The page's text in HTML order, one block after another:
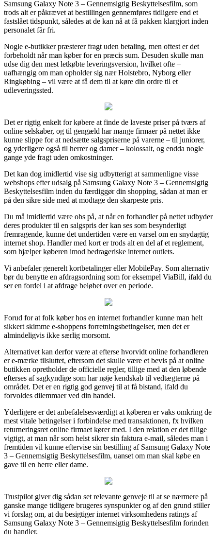
Samsung Galaxy Note 3 – Gennemsigtig Beskyttelsesfilm, som
trods alt er påkrævet at bestillingen gennemføres tidligere end et
fastslået tidspunkt, således at de kan nå at få pakken klargjort inden
personalet får fri.
Nogle e-butikker præsterer fragt uden betaling, men oftest er det
forbeholdt når man køber for en præcis sum. Desuden skulle man
udse dig den mest letkøbte leveringsversion, hvilket ofte –
uafhængig om man opholder sig nær Holstebro, Nyborg eller
Ringkøbing – vil være at få dem til at køre din ordre til et
udleveringssted.
Det er rigtig enkelt for købere at finde de laveste priser på tværs af
online selskaber, og til gengæld har mange firmaer på nettet ikke
kunne slippe for at nedsætte salgspriserne på varerne – til juniorer,
og yderligere også til herrer og damer – kolossalt, og endda nogle
gange yde fragt uden omkostninger.
Det kan dog imidlertid vise sig udbytterigt at sammenligne visse
webshops efter udsalg på Samsung Galaxy Note 3 – Gennemsigtig
Beskyttelsesfilm inden du færdiggør din shopping, sådan at man er
på den sikre side med at modtage den skarpeste pris.
Du må imidlertid være obs på, at når en forhandler på nettet udbyder
deres produkter til en salgspris der kan ses som besynderligt
fremragende, kunne det undertiden være en varsel om en snydagtig
internet shop. Handler med kort er trods alt en del af et reglement,
som hjælper køberen imod bedrageriske internet outlets.
Vi anbefaler generelt kortbetalinger eller MobilePay. Som alternativ
bør du benytte en afdragsordning som for eksempel ViaBill, ifald du
ser en fordel i at afdrage beløbet over en periode.
Forud for at folk køber hos en internet forhandler kunne man helt
sikkert skimme e-shoppens forretningsbetingelser, men det er
almindeligvis ikke særlig morsomt.
Alternativet kan derfor være at efterse hvorvidt online forhandleren
er e-mærke tilsluttet, eftersom det skulle være et bevis på at online
butikken opretholder de officielle regler, tillige med at den løbende
efterses af sagkyndige som har nøje kendskab til vedtægterne på
området. Det er en rigtig god genvej til at få bistand, ifald du
forvoldes dilemmaer ved din handel.
Yderligere er det anbefalelsesværdigt at køberen er vaks omkring de
mest vitale betingelser i forbindelse med transaktionen, fx hvilken
returneringsret online firmaet kører med. I den relation er det tillige
vigtigt, at man når som helst sikrer sin faktura e-mail, således man i
fremtiden vil kunne eftervise sin bestilling af Samsung Galaxy Note
3 – Gennemsigtig Beskyttelsesfilm, uanset om man skal købe en
gave til en herre eller dame.
Trustpilot giver dig sådan set relevante genveje til at se nærmere på
ganske mange tidligere brugeres synspunkter og af den grund stiller
vi forslag om, at du besigtiger internet virksomhedens ratings af
Samsung Galaxy Note 3 – Gennemsigtig Beskyttelsesfilm forinden
du handler.